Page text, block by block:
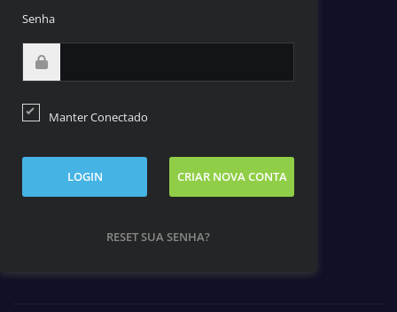
Senha
Manter Conectado
LOGIN CRIAR NOVA CONTA
RESET SUA SENHA?